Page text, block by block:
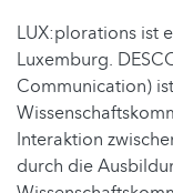
LUX:plorations ist
Luxemburg.
Communication)
Interaktion
durch die